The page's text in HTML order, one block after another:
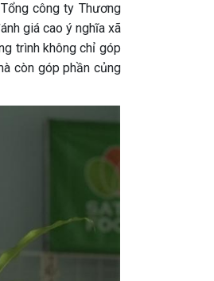
công ty Thương
giá cao ý nghĩa xã
trình không chỉ góp
còn góp phần củng